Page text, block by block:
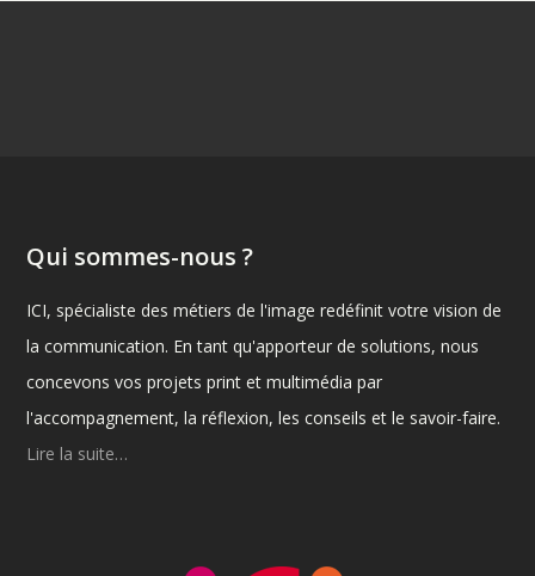
Qui sommes-nous ?
ICI, spécialiste des métiers de l'image redéfinit votre vision de
la communication. En tant qu'apporteur de solutions, nous
concevons vos projets print et multimédia par
l'accompagnement, la réflexion, les conseils et le savoir-faire.
Lire la suite…